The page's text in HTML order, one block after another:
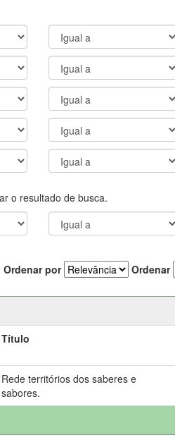
o resultado de busca.
Ordenar por Ordenar
Título
Rede territórios dos saberes e
sabores.